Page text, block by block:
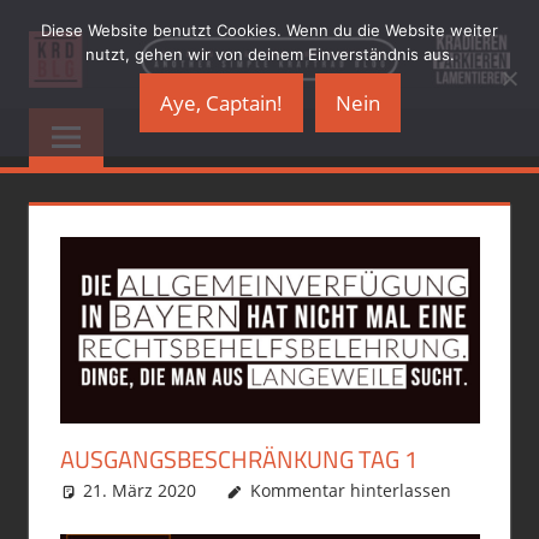
Inhalt
springen
KRADBLOG.DE
&
…
another
Kraftrad
AUSGANGSBESCHRÄNKUNG TAG 1
21. März 2020 phil
Allgemein,political incorrect
Kommentar hinterlassen
Diese Website benutzt Cookies. Wenn du die Website weiter
nutzt, gehen wir von deinem Einverständnis aus.
Aye, Captain! Nein